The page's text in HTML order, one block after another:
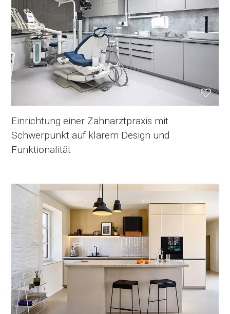
Einrichtung einer Zahnarztpraxis mit
Schwerpunkt auf klarem Design und
Funktionalität